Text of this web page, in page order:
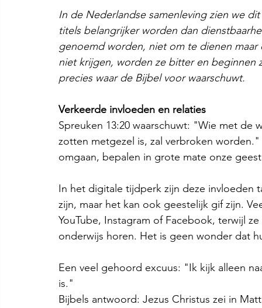
In de Nederlandse samenleving zien we
titels belangrijker worden dan
genoemd worden, niet om te dienen
niet krijgen, worden ze bitter en
precies waar de Bijbel voor waarschuwt.
Verkeerde invloeden en relaties
Spreuken 13:20 waarschuwt: "Wie met de
zotten metgezel is, zal verbroken
omgaan, bepalen in grote mate onze
In het digitale tijdperk zijn deze invloeden
zijn, maar het kan ook geestelijk gif zijn.
YouTube, Instagram of Facebook, terwijl
onderwijs horen. Het is geen wonder dat
Een veel gehoord excuus: "Ik kijk alleen
is."
Bijbels antwoord: Jezus Christus zei in